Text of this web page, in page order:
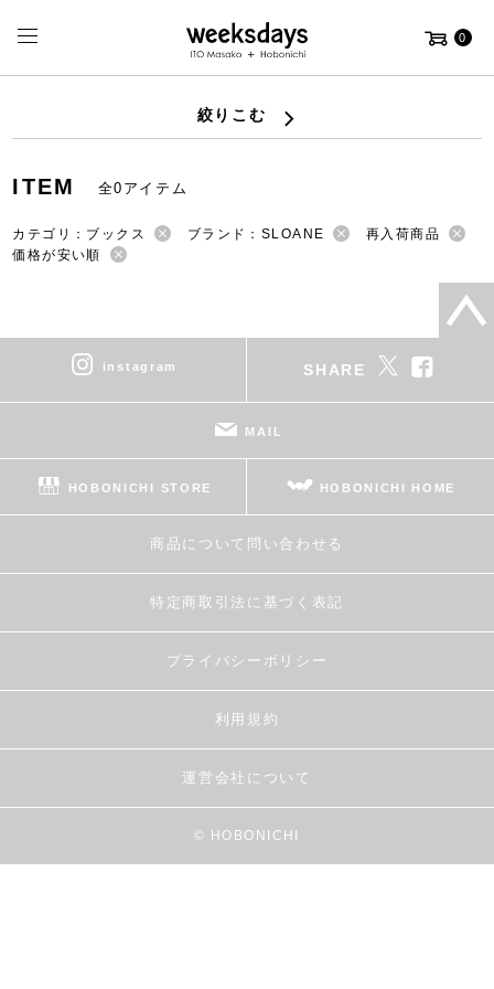
0
絞りこむ
ITEM 全0アイテム
カテゴリ：ブックス ブランド：SLOANE
再入荷商品
価格が安い順
instagram SHARE
MAIL
HOBONICHI STORE HOBONICHI HOME
商品について問い合わせる
特定商取引法に基づく表記
プライバシーポリシー
利用規約
運営会社について
© HOBONICHI